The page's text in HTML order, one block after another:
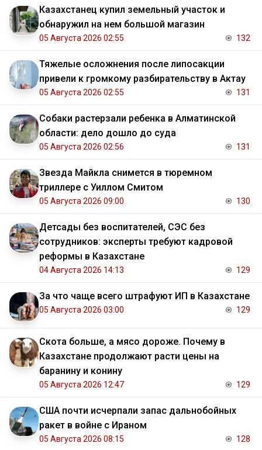
Казахстанец купил земельный участок и
обнаружил на нем большой магазин
05 Августа 2026 02:55 132
Тяжелые осложнения после липосакции
привели к громкому разбирательству в Актау
05 Августа 2026 02:55 131
Собаки растерзали ребенка в Алматинской
области: дело дошло до суда
05 Августа 2026 02:56 131
Звезда Майкла снимется в тюремном
триллере с Уиллом Смитом
05 Августа 2026 09:00 130
Детсады без воспитателей, СЭС без
сотрудников: эксперты требуют кадровой
реформы в Казахстане
04 Августа 2026 14:13 129
За что чаще всего штрафуют ИП в Казахстане
05 Августа 2026 03:00 129
Скота больше, а мясо дороже. Почему в
Казахстане продолжают расти цены на
баранину и конину
05 Августа 2026 12:47 129
США почти исчерпали запас дальнобойных
ракет в войне с Ираном
05 Августа 2026 08:15 128